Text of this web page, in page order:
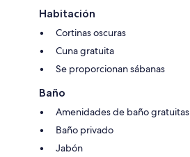
Habitación
Cortinas oscuras
Cuna gratuita
Se proporcionan sábanas
Baño
Amenidades de baño gratuitas
Baño privado
Jabón